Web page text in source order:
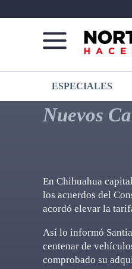
Norte
De
Más
que
noticias,
hacemos
ESPECIALES
Nuevos
En Chihuahua
los acuerdos del
acordó elevar la
Así lo informó
centenar de
comprobado su